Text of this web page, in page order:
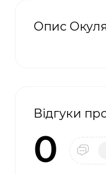
Опис
Відгуки
0